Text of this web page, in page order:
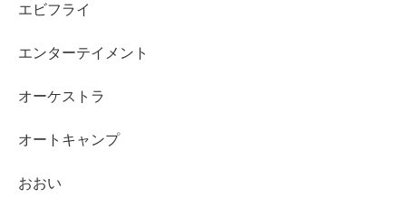
エビフライ
エンターテイメント
オーケストラ
オートキャンプ
おおい